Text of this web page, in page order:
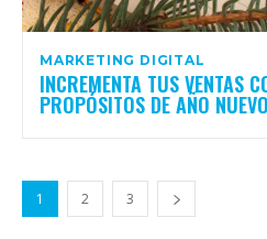
MARKETING DIGITAL
INCREMENTA TUS VENTAS
PROPÓSITOS DE AÑO NUEVO
1 2 3